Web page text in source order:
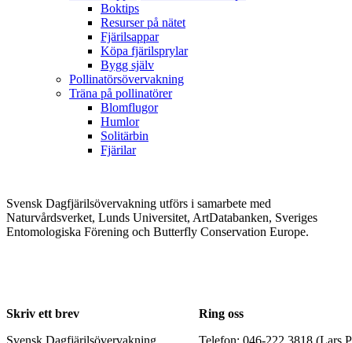
Boktips
Resurser på nätet
Fjärilsappar
Köpa fjärilsprylar
Bygg själv
Pollinatörsövervakning
Träna på pollinatörer
Blomflugor
Humlor
Solitärbin
Fjärilar
Svensk Dagfjärilsövervakning utförs i samarbete med
Naturvårdsverket, Lunds Universitet, ArtDatabanken, Sveriges
Entomologiska Förening och Butterfly Conservation Europe.
Skriv ett brev
Svensk Dagfjärilsövervakning
Ring oss
Telefon: 046-222 3818 (Lars